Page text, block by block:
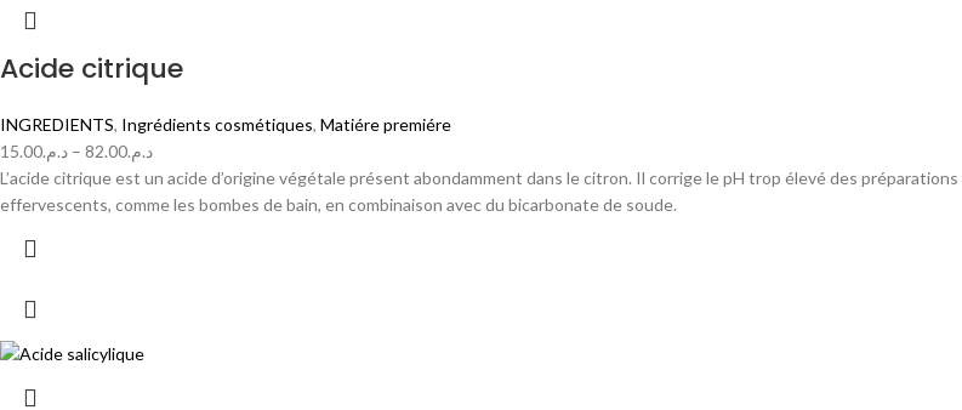
Acide citrique
INGREDIENTS, Ingrédients cosmétiques, Matiére premiére
د.م.15.00 – د.م.82.00
L’acide citrique est un acide d’origine végétale présent abondamment dans le citron. Il corrige le pH trop élevé des
effervescents, comme les bombes de bain, en combinaison avec du bicarbonate de soude.